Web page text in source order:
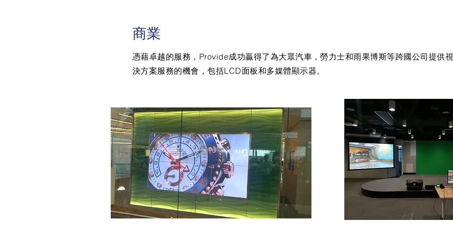
商業
憑藉卓越的服務，Provide成功贏得了為大眾汽車，勞力士和雨果博斯等跨國公司提供
決方案服務的機會，包括LCD面板和多媒體顯示器。